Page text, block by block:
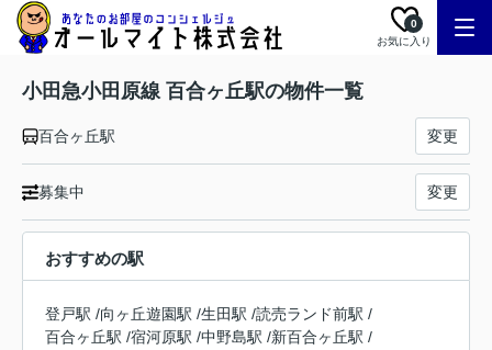
お気に入り
0
小田急小田原線 百合ヶ丘駅の物件一覧
百合ヶ丘駅 変更
募集中 変更
おすすめの駅
登戸駅 /向ヶ丘遊園駅 /生田駅 /読売ランド前駅 /
百合ヶ丘駅 /宿河原駅 /中野島駅 /新百合ヶ丘駅 /